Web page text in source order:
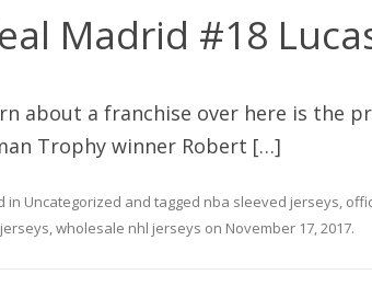
Madrid #18
about a franchise over here is the
Trophy winner Robert […]
in Uncategorized and tagged nba sleeved jerseys,
,wholesale nhl jerseys on November 17, 2017.